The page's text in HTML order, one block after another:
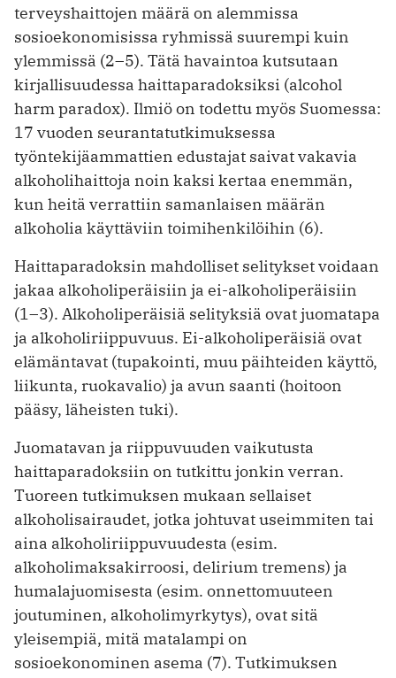
terveyshaittojen määrä on alemmissa
sosioekonomisissa ryhmissä suurempi kuin
ylemmissä (2–5). Tätä havaintoa kutsutaan
kirjallisuudessa haittaparadoksiksi (alcohol
harm paradox). Ilmiö on todettu myös Suomessa:
17 vuoden seurantatutkimuk­sessa
työntekijäammattien edustajat saivat vakavia
alkoholihaittoja noin kaksi kertaa enemmän,
kun heitä verrattiin samanlaisen määrän
alkoholia käyttäviin toimihenkilöihin (6).
Haittaparadoksin mahdolliset selitykset voidaan
jakaa alkoholiperäisiin ja ei-alkoholiperäisiin
(1–3). Alkoholiperäisiä selityksiä ovat juomatapa
ja alkoholiriippuvuus. Ei-alkoholiperäisiä ovat
elämäntavat (tupakointi, muu päihteiden käyttö,
liikunta, ruokavalio) ja avun saanti (hoitoon
pääsy, läheisten tuki).
Juomatavan ja riippuvuuden vaikutusta
haittaparadoksiin on tutkittu jonkin verran.
Tuoreen tutkimuksen mukaan sellaiset
alkoholisairaudet, jotka johtuvat useimmiten tai
aina alkoholiriippuvuudesta (esim.
alkoholimaksakirroosi, delirium tremens) ja
humalajuomisesta (esim. onnettomuuteen
joutuminen, alkoholimyrkytys), ovat sitä
yleisempiä, mitä matalampi on
sosioekonominen asema (7). Tutkimuksen